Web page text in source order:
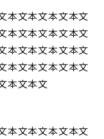
本文本文本文本文
本文本文本文本文
本文本文本文本文
本文本文本文本文
本文本文
本文本文本文本文